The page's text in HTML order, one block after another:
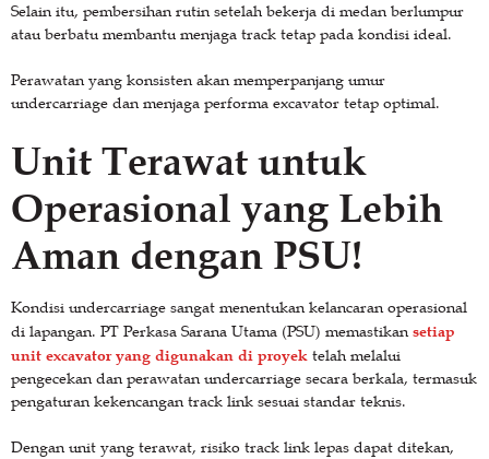
Selain itu, pembersihan rutin setelah bekerja di medan berlumpur
atau berbatu membantu menjaga track tetap pada kondisi ideal.
Perawatan yang konsisten akan memperpanjang umur
undercarriage dan menjaga performa excavator tetap optimal.
Unit Terawat untuk
Operasional yang Lebih
Aman dengan PSU!
Kondisi undercarriage sangat menentukan kelancaran operasional
di lapangan. PT Perkasa Sarana Utama (PSU) memastikansetiap
unit excavator yang digunakan di proyek telah melalui
pengecekan dan perawatan undercarriage secara berkala, termasuk
pengaturan kekencangan track link sesuai standar teknis.
Dengan unit yang terawat, risiko track link lepas dapat ditekan,